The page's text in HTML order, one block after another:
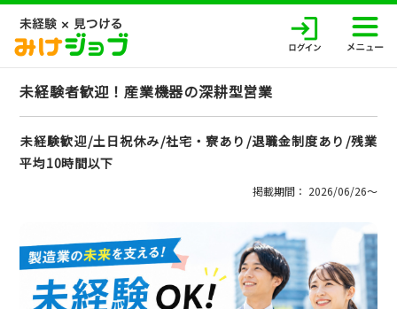
未経験者歓迎！産業機器の深耕型営業
未経験歓迎/土日祝休み/社宅・寮あり/退職金制度あり/残業
平均10時間以下
掲載期間： 2026/06/26〜